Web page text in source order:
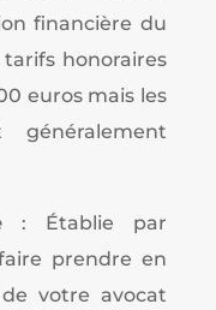
financière du
honoraires
euros mais les
: Établie par
prendre en
votre avocat